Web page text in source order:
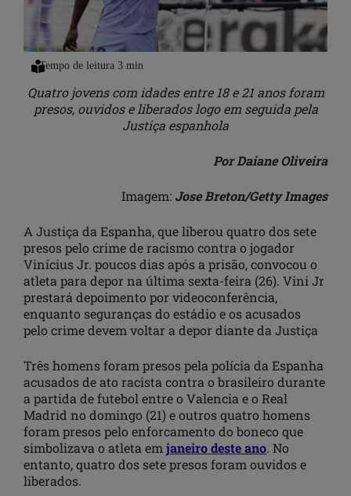
Quatro jovens com idades entre 18 e 21 anos foram
presos, ouvidos e liberados logo em seguida pela
Justiça espanhola
Por Daiane Oliveira
Imagem: Jose Breton/Getty Images
A Justiça da Espanha, que liberou quatro dos sete
presos pelo crime de racismo contra o jogador
Vinícius Jr. poucos dias após a prisão, convocou o
atleta para depor na última sexta-feira (26). Vini Jr
prestará depoimento por videoconferência,
enquanto seguranças do estádio e os acusados
pelo crime devem voltar a depor diante da Justiça
Três homens foram presos pela polícia da Espanha
acusados de ato racista contra o brasileiro durante
a partida de futebol entre o Valencia e o Real
Madrid no domingo (21) e outros quatro homens
foram presos pelo enforcamento do boneco que
simbolizava o atleta em janeiro deste ano. No
entanto, quatro dos sete presos foram ouvidos e
liberados.